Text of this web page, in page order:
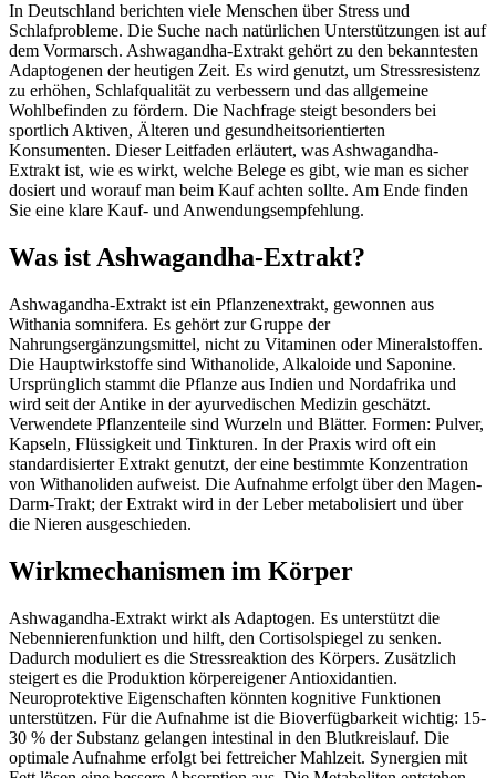
In Deutschland berichten viele Menschen über Stress und
Schlafprobleme. Die Suche nach natürlichen Unterstützungen ist auf
dem Vormarsch. Ashwagandha-Extrakt gehört zu den bekanntesten
Adaptogenen der heutigen Zeit. Es wird genutzt, um Stressresistenz
zu erhöhen, Schlafqualität zu verbessern und das allgemeine
Wohlbefinden zu fördern. Die Nachfrage steigt besonders bei
sportlich Aktiven, Älteren und gesundheitsorientierten
Konsumenten. Dieser Leitfaden erläutert, was Ashwagandha-
Extrakt ist, wie es wirkt, welche Belege es gibt, wie man es sicher
dosiert und worauf man beim Kauf achten sollte. Am Ende finden
Sie eine klare Kauf- und Anwendungsempfehlung.
Was ist Ashwagandha-Extrakt?
Ashwagandha-Extrakt ist ein Pflanzenextrakt, gewonnen aus
Withania somnifera. Es gehört zur Gruppe der
Nahrungsergänzungsmittel, nicht zu Vitaminen oder Mineralstoffen.
Die Hauptwirkstoffe sind Withanolide, Alkaloide und Saponine.
Ursprünglich stammt die Pflanze aus Indien und Nordafrika und
wird seit der Antike in der ayurvedischen Medizin geschätzt.
Verwendete Pflanzenteile sind Wurzeln und Blätter. Formen: Pulver,
Kapseln, Flüssigkeit und Tinkturen. In der Praxis wird oft ein
standardisierter Extrakt genutzt, der eine bestimmte Konzentration
von Withanoliden aufweist. Die Aufnahme erfolgt über den Magen-
Darm-Trakt; der Extrakt wird in der Leber metabolisiert und über
die Nieren ausgeschieden.
Wirkmechanismen im Körper
Ashwagandha-Extrakt wirkt als Adaptogen. Es unterstützt die
Nebennierenfunktion und hilft, den Cortisolspiegel zu senken.
Dadurch moduliert es die Stressreaktion des Körpers. Zusätzlich
steigert es die Produktion körpereigener Antioxidantien.
Neuroprotektive Eigenschaften könnten kognitive Funktionen
unterstützen. Für die Aufnahme ist die Bioverfügbarkeit wichtig: 15-
30 % der Substanz gelangen intestinal in den Blutkreislauf. Die
optimale Aufnahme erfolgt bei fettreicher Mahlzeit. Synergien mit